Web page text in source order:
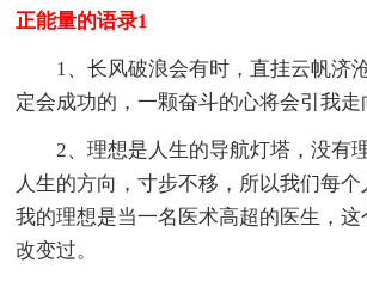
正能量的语录1
1、长风破浪会有时，直挂云帆济
定会成功的，一颗奋斗的心将会引我走
2、理想是人生的导航灯塔，没有
人生的方向，寸步不移，所以我们每个
我的理想是当一名医术高超的医生，
改变过。